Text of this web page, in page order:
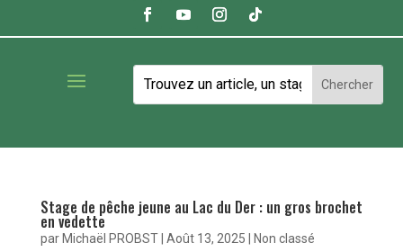
Stage de pêche jeune au Lac du Der : un gros brochet
en vedette
par Michaël PROBST| Août 13, 2025 Non classé